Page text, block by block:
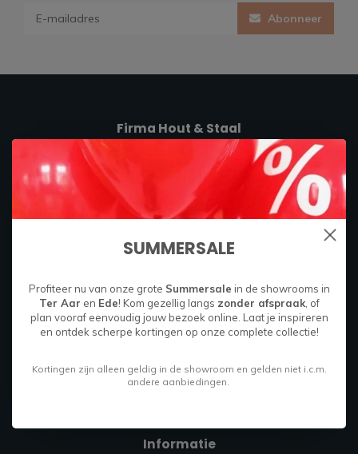
Abonneer
Firma Hout & Staal
Boylestraat 26C
6718 XM
info@firmahoutenstaal.nl
Informatie
SUMMERSALE
Profiteer nu van onze grote Summersale in de showrooms in
Ter Aar en Ede! Kom gezellig langs zonder afspraak, of
plan vooraf eenvoudig jouw bezoek online. Laat je inspireren
en ontdek scherpe kortingen op onze complete collectie!
Kortingen zijn alleen geldig in de showroom en gelden niet i.c.m.
andere aanbiedingen.